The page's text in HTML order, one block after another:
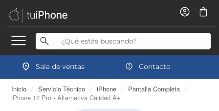
Sala de ventas Contacto
Inicio / Servicio Técnico / iPhone / Pantalla Completa /
iPhone 12 Pro - Alternativa Calidad A+